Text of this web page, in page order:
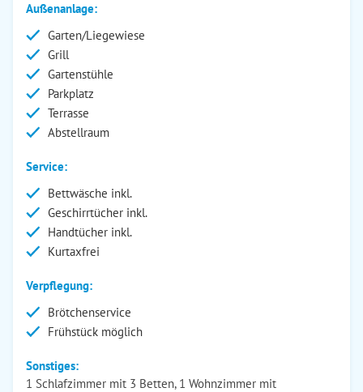
Außenanlage:
Garten/Liegewiese
Grill
Gartenstühle
Parkplatz
Terrasse
Abstellraum
Service:
Bettwäsche inkl.
Geschirrtücher inkl.
Handtücher inkl.
Kurtaxfrei
Verpflegung:
Brötchenservice
Frühstück möglich
Sonstiges:
1 Schlafzimmer mit 3 Betten, 1 Wohnzimmer mit